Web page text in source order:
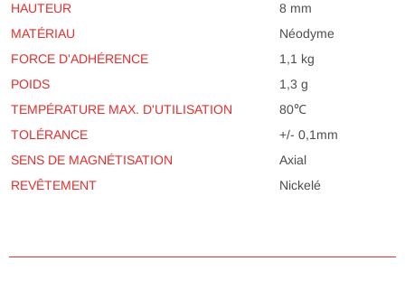
HAUTEUR
8 mm
MATÉRIAU
Néodyme
FORCE D'ADHÉRENCE
1,1 kg
POIDS
1,3 g
TEMPÉRATURE MAX. D'UTILISATION
80℃
TOLÉRANCE
+/- 0,1mm
SENS DE MAGNÉTISATION
Axial
REVÊTEMENT
Nickelé